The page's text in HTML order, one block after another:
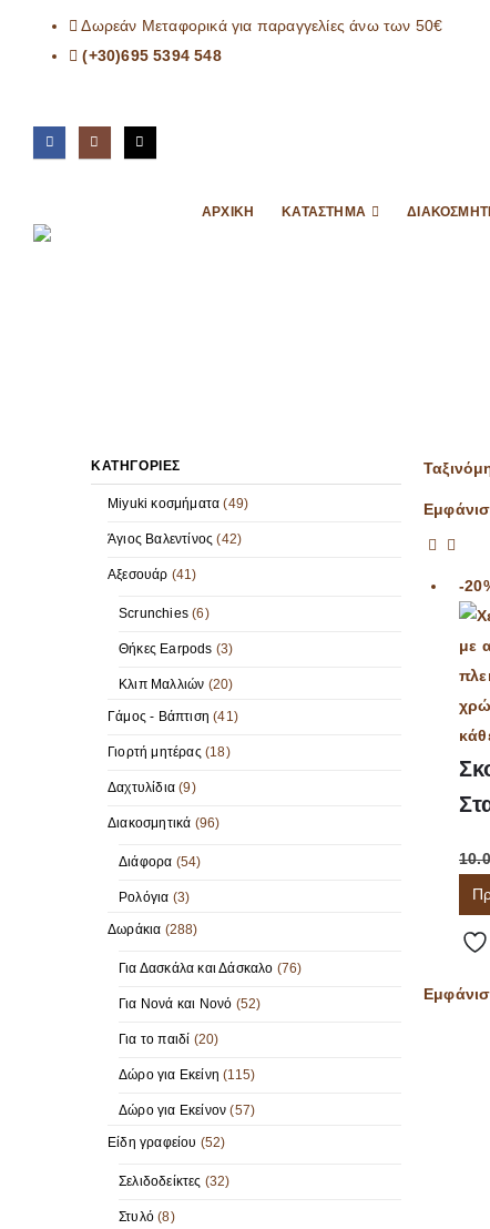
Δωρεάν Μεταφορικά για παραγγελίες άνω των 50€
(+30)695 5394 548
ΑΡΧΙΚΉ ΚΑΤΆΣΤΗΜΑ
-
ΚΑΤΗΓΟΡΊΕΣ
Miyuki κοσμήματα (49)
Άγιος Βαλεντίνος (42)
Αξεσουάρ (41)
Scrunchies (6)
Θήκες Earpods (3)
Κλιπ Μαλλιών (20)
Γάμος - Βάπτιση (41)
Γιορτή μητέρας (18)
Δαχτυλίδια (9)
Διακοσμητικά (96)
Διάφορα (54)
Ρολόγια (3)
Δωράκια (288)
Για Δασκάλα και Δάσκαλο (76)
Για Νονά και Νονό (52)
Για το παιδί (20)
Δώρο για Εκείνη (115)
Δώρο για Εκείνον (57)
Είδη γραφείου (52)
Σελιδοδείκτες (32)
Στυλό (8)